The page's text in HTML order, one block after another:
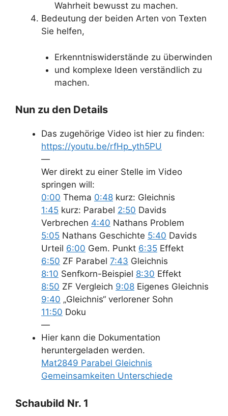
Wahrheit bewusst zu machen.
Bedeutung der beiden Arten von Texten
Sie helfen,
Erkenntniswiderstände zu überwinden
und komplexe Ideen verständlich zu
machen.
Nun zu den Details
Das zugehörige Video ist hier zu finden:
https://youtu.be/rfHp_yth5PU
—
Wer direkt zu einer Stelle im Video
springen will:
0:00 Thema 0:48 kurz: Gleichnis
1:45 kurz: Parabel 2:50 Davids
Verbrechen 4:40 Nathans Problem
5:05 Nathans Geschichte 5:40 Davids
Urteil 6:00 Gem. Punkt 6:35 Effekt
6:50 ZF Parabel 7:43 Gleichnis
8:10 Senfkorn-Beispiel 8:30 Effekt
8:50 ZF Vergleich 9:08 Eigenes Gleichnis
9:40 „Gleichnis“ verlorener Sohn
11:50 Doku
—
Hier kann die Dokumentation
heruntergeladen werden.
Mat2849 Parabel Gleichnis
Gemeinsamkeiten Unterschiede
Schaubild Nr. 1